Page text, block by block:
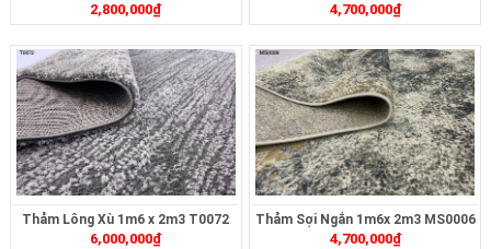
2,800,000₫ 4,700,000₫
Thảm Lông Xù 1m6 x 2m3 T0072
6,000,000₫
Thảm Sợi Ngắn 1m6x 2m3 MS0006
4,700,000₫